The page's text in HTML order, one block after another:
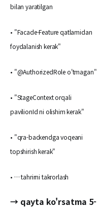
bilan yaratilgan
• "Facade-Feature qatlamidan
foydalanish kerak"
• "@AuthorizedRole o'tmagan"
• "StageContext orqali
pavilionId ni olishim kerak"
• "qra-backendga voqeani
topshirish kerak"
• … tahrirni takrorlash
→ qayta ko'rsatma 5-